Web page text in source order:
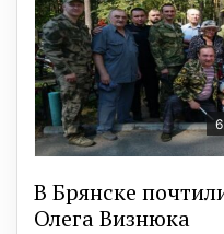
В Брянске
Олега Визнюка